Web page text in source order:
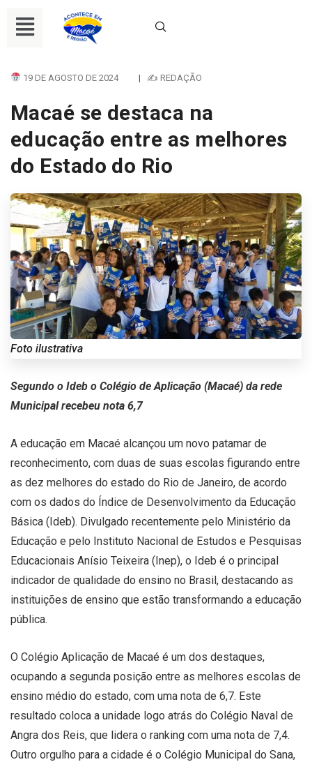
19 DE AGOSTO DE 2024 | ✍ REDAÇÃO
Macaé se destaca na
educação entre as melhores
do Estado do Rio
Foto ilustrativa
Segundo o Ideb o Colégio de Aplicação (Macaé) da rede
Municipal recebeu nota 6,7
A educação em Macaé alcançou um novo patamar de
reconhecimento, com duas de suas escolas figurando entre
as dez melhores do estado do Rio de Janeiro, de acordo
com os dados do Índice de Desenvolvimento da Educação
Básica (Ideb). Divulgado recentemente pelo Ministério da
Educação e pelo Instituto Nacional de Estudos e Pesquisas
Educacionais Anísio Teixeira (Inep), o Ideb é o principal
indicador de qualidade do ensino no Brasil, destacando as
instituições de ensino que estão transformando a educação
pública.
O Colégio Aplicação de Macaé é um dos destaques,
ocupando a segunda posição entre as melhores escolas de
ensino médio do estado, com uma nota de 6,7. Este
resultado coloca a unidade logo atrás do Colégio Naval de
Angra dos Reis, que lidera o ranking com uma nota de 7,4.
Outro orgulho para a cidade é o Colégio Municipal do Sana,